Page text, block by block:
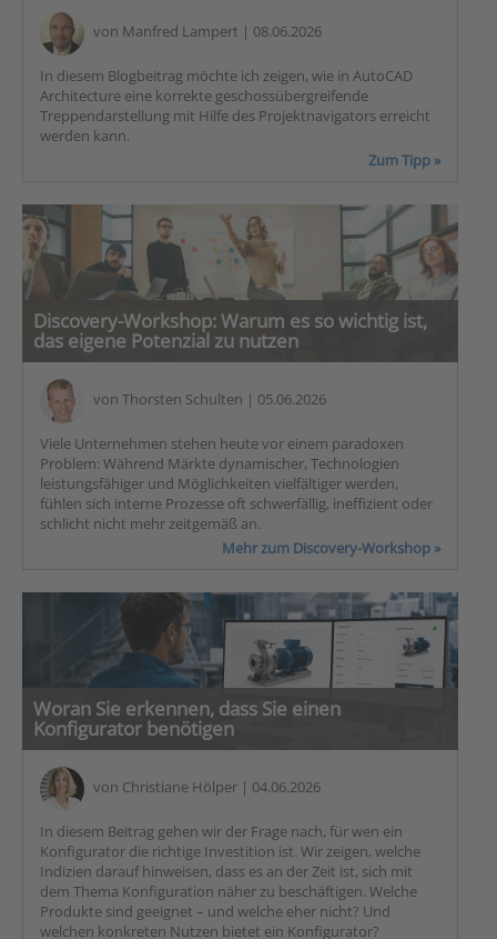
von Manfred Lampert | 08.06.2026
In diesem Blogbeitrag möchte ich zeigen, wie in AutoCAD
Architecture eine korrekte geschossübergreifende
Treppendarstellung mit Hilfe des Projektnavigators erreicht
werden kann.
Zum Tipp »
Discovery-Workshop: Warum es so wichtig ist,
das eigene Potenzial zu nutzen
von Thorsten Schulten | 05.06.2026
Viele Unternehmen stehen heute vor einem paradoxen
Problem: Während Märkte dynamischer, Technologien
leistungsfähiger und Möglichkeiten vielfältiger werden,
fühlen sich interne Prozesse oft schwerfällig, ineffizient oder
schlicht nicht mehr zeitgemäß an.
Mehr zum Discovery-Workshop »
Woran Sie erkennen, dass Sie einen
Konfigurator benötigen
von Christiane Hölper | 04.06.2026
In diesem Beitrag gehen wir der Frage nach, für wen ein
Konfigurator die richtige Investition ist. Wir zeigen, welche
Indizien darauf hinweisen, dass es an der Zeit ist, sich mit
dem Thema Konfiguration näher zu beschäftigen. Welche
Produkte sind geeignet – und welche eher nicht? Und
welchen konkreten Nutzen bietet ein Konfigurator?